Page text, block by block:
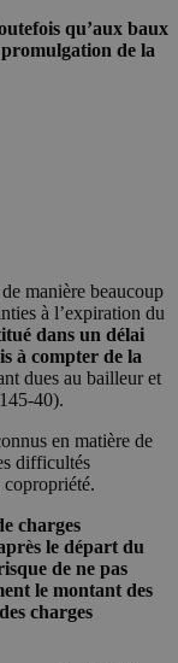
qu’aux baux
de la
manière beaucoup
à l’expiration du
dans un délai
à compter de la
dues au bailleur et
40).
en matière de
difficultés
copropriété.
charges
le départ du
de ne pas
le montant des
charges